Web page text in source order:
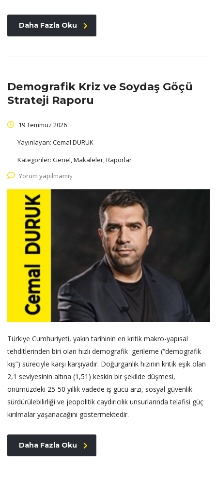
Daha Fazla Oku
Demografik Kriz ve Soydaş Göçü
Strateji Raporu
19 Temmuz 2026
Yayınlayan: Cemal DURUK
Kategoriler: Genel, Makaleler, Raporlar
Yorum yapılmamış
Türkiye Cumhuriyeti, yakın tarihinin en kritik makro-yapısal
tehditlerinden biri olan hızlı demografik gerileme (“demografik
kış”) süreciyle karşı karşıyadır. Doğurganlık hızının kritik eşik olan
2,1 seviyesinin altına (1,51) keskin bir şekilde düşmesi,
önümüzdeki 25-50 yıllık vadede iş gücü arzı, sosyal güvenlik
sürdürülebilirliği ve jeopolitik caydırıcılık unsurlarında telafisi güç
kırılmalar yaşanacağını göstermektedir.
Daha Fazla Oku